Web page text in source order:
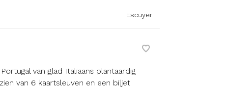
Escuyer
van glad Italiaans plantaardig
van 6 kaartsleuven en een biljet